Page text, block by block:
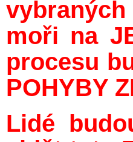
moři na
procesu
POHYBY
Lidé